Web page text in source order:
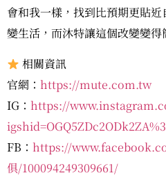
會和我一樣，找到比預期更貼
變生活，而沐特讓這個改變變得
相關資訊
官網： https://mute.com.tw
IG： https://
FB： https://
俱/100094249309661/